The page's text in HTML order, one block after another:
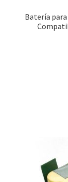
Batería para